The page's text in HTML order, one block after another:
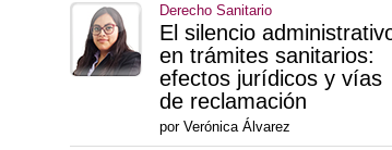
Derecho Sanitario
El silencio
en trámites sanitarios:
efectos jurídicos y vías
de reclamación
por Verónica Álvarez